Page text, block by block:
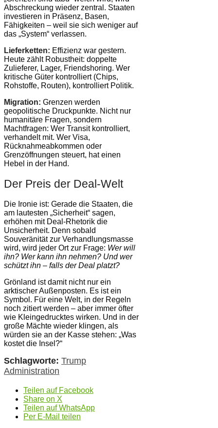
Abschreckung wieder zentral. Staaten
investieren in Präsenz, Basen,
Fähigkeiten – weil sie sich weniger auf
das „System“ verlassen.
Lieferketten: Effizienz war gestern.
Heute zählt Robustheit: doppelte
Zulieferer, Lager, Friendshoring. Wer
kritische Güter kontrolliert (Chips,
Rohstoffe, Routen), kontrolliert Politik.
Migration: Grenzen werden
geopolitische Druckpunkte. Nicht nur
humanitäre Fragen, sondern
Machtfragen: Wer Transit kontrolliert,
verhandelt mit. Wer Visa,
Rücknahmeabkommen oder
Grenzöffnungen steuert, hat einen
Hebel in der Hand.
Der Preis der Deal-Welt
Die Ironie ist: Gerade die Staaten, die
am lautesten „Sicherheit“ sagen,
erhöhen mit Deal-Rhetorik die
Unsicherheit. Denn sobald
Souveränität zur Verhandlungsmasse
wird, wird jeder Ort zur Frage: Wer will
ihn? Wer kann ihn nehmen? Und wer
schützt ihn – falls der Deal platzt?
Grönland ist damit nicht nur ein
arktischer Außenposten. Es ist ein
Symbol. Für eine Welt, in der Regeln
noch zitiert werden – aber immer öfter
wie Kleingedrucktes wirken. Und in der
große Mächte wieder klingen, als
würden sie an der Kasse stehen: „Was
kostet die Insel?“
Schlagworte: Trump
Administration
Teilen auf Facebook
Share on X
Teilen auf WhatsApp
Per E-Mail teilen